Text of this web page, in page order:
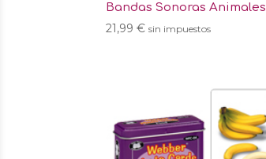
Bandas Sonoras Animales
21,99€ sin impuestos